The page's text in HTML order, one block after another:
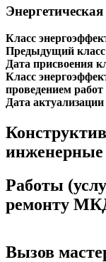
Класс
Предыдущий класс
Дата присвоения
Класс
проведением
Дата
Работы
ремонту
Вызов